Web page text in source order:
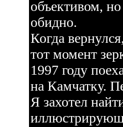
объективом,
обидно.
Когда
тот момент
1997 году
на Камчатку.
Я захотел